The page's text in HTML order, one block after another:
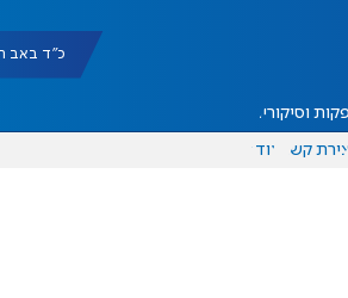
כ"ד באב תשפ"ו
וסיקורים
יצירת קשר עוד